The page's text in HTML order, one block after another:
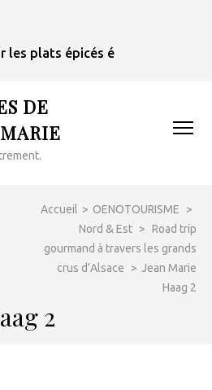
les plats épicés était un rosé de
DE
Accueil > OENOTOURISME
>
Nord & Est > Road trip
gourmand à travers les grands
crus d’Alsace
> Jean Marie
Haag 2
2